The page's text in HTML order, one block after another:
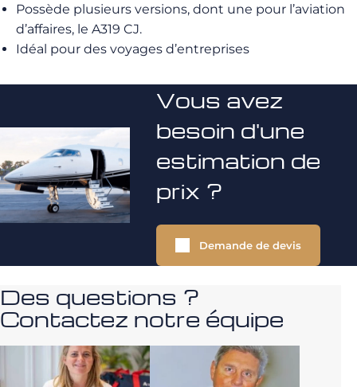
Possède plusieurs versions, dont une pour l’aviation
d’affaires, le A319 CJ.
Idéal pour des voyages d’entreprises
Vous avez
besoin d'une
estimation de
prix ?
Demande de devis
Des questions ?
Contactez notre équipe